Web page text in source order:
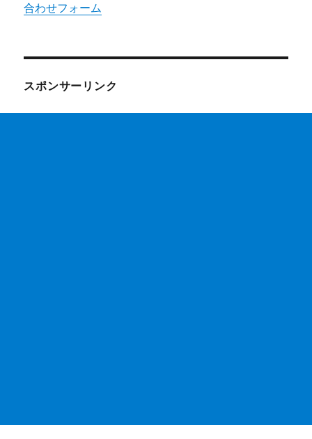
合わせフォーム
スポンサーリンク